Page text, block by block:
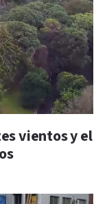
vientos y el